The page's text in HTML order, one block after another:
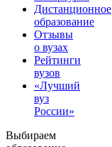
Дистанционное
образование
Отзывы
о вузах
Рейтинги
вузов
«Лучший
вуз
России»
Выбираем